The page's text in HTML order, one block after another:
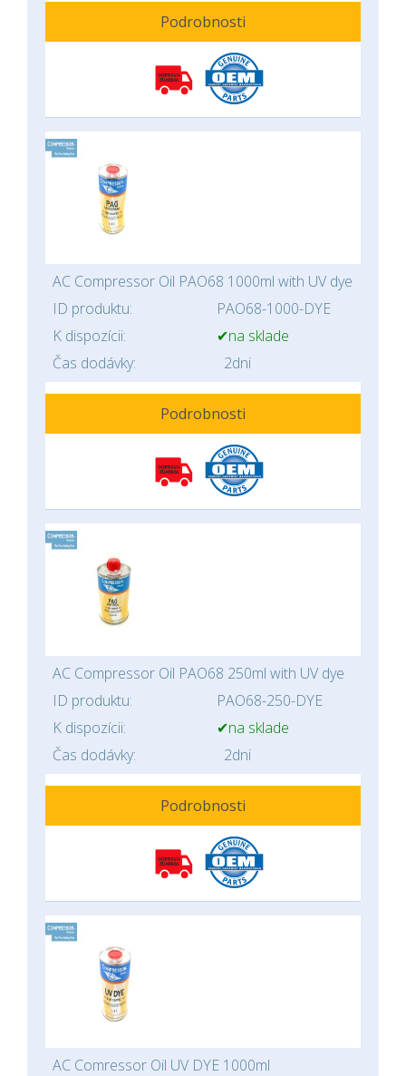
Podrobnosti
AC Compressor Oil PAO68 1000ml with UV dye
ID produktu:
PAO68-1000-DYE
K dispozícii:
✔na sklade
Čas dodávky:
2dni
Podrobnosti
AC Compressor Oil PAO68 250ml with UV dye
ID produktu:
PAO68-250-DYE
K dispozícii:
✔na sklade
Čas dodávky:
2dni
Podrobnosti
AC Comressor Oil UV DYE 1000ml